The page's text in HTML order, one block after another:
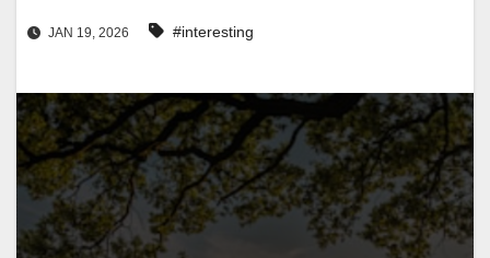
JAN 19, 2026 #interesting